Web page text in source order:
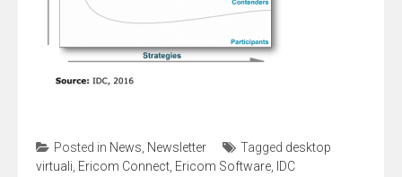
Posted in News Newsletter Tagged desktop
virtuali Ericom Connect Ericom Software
IDC